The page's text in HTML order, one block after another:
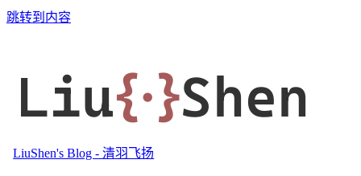
跳转到内容
Liu{·}Shen
LiuShen's Blog - 清羽飞扬